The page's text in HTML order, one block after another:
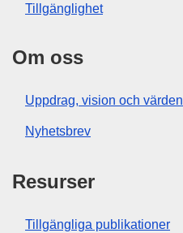
Tillgänglighet
Om oss
Uppdrag, vision och värden
Nyhetsbrev
Resurser
Tillgängliga publikationer